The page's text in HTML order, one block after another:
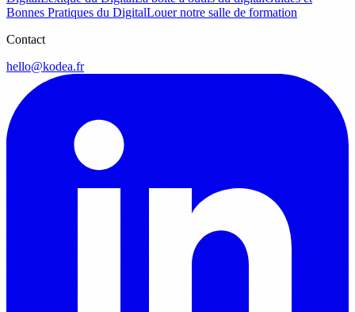
Bonnes Pratiques du DigitalLouer notre salle de formation
Contact
hello@kodea.fr